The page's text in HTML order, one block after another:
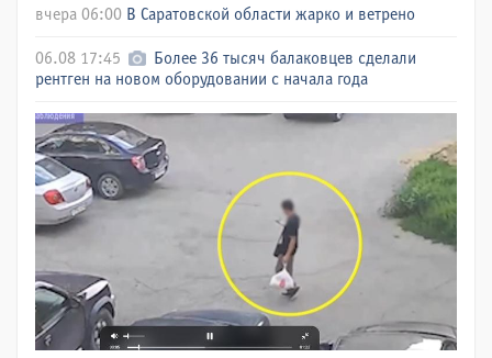
вчера 06:00 В Саратовской области жарко и ветрено
06.08 17:45
Более 36 тысяч балаковцев сделали
рентген на новом оборудовании с начала года